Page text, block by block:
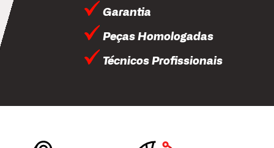
Garantia
Peças Homologadas
Técnicos Profissionais